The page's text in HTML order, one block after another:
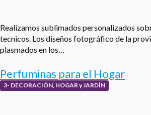
Realizamos sublimados personalizados
tecnicos. Los diseños fotográfico de la
plasmados en los…
Perfuminas para el Hogar
3- DECORACIÓN, HOGAR y JARDÍN